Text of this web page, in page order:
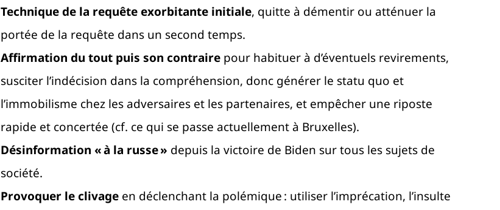
Technique de la requête exorbitante initiale, quitte à démentir ou atténuer la
portée de la requête dans un second temps.
Affirmation du tout puis son contrairepour habituer à d’éventuels revirements,
susciter l’indécision dans la compréhension, donc générer le statu quo et
l’immobilisme chez les adversaires et les partenaires, et empêcher une riposte
rapide et concertée (cf. ce qui se passe actuellement à Bruxelles).
Désinformation « à la russe» depuis la victoire de Biden sur tous les sujets de
société.
Provoquer le clivageen déclenchant la polémique : utiliser l’imprécation, l’insulte